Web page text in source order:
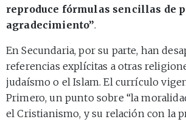
reproduce fórmulas sencillas de
agradecimiento”.
En Secundaria, por su parte, han
referencias explícitas a otras
judaísmo o el Islam. El currículo
Primero, un punto sobre “la
el Cristianismo, y su relación con la